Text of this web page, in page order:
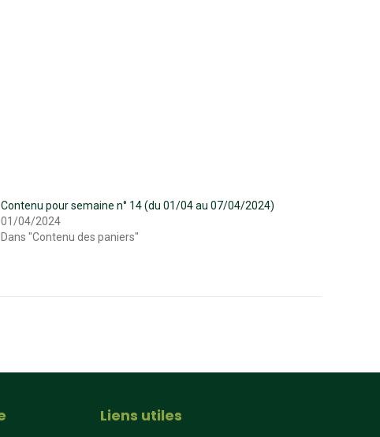
Contenu pour semaine n° 14 (du 01/04 au 07/04/2024)
01/04/2024
Dans "Contenu des paniers"
Liens utiles